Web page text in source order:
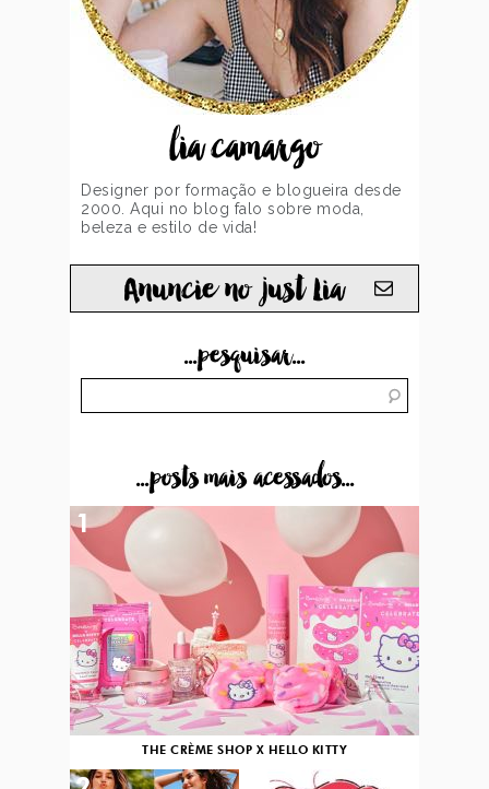
lia camargo
Designer por formação e blogueira desde
2000. Aqui no blog falo sobre moda,
beleza e estilo de vida!
Anuncie no just Lia
...pesquisar...
...posts mais acessados...
THE CRÈME SHOP X HELLO KITTY
1